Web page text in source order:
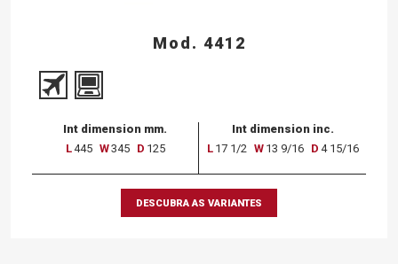
Mod. 4412
Int dimension mm.
L445 W345 D 125
Int dimension inc.
L 17 1/2 W 13 9/16 D 4 15/16
DESCUBRA AS VARIANTES